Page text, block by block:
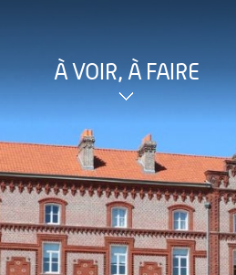
À VOIR, À FAIRE